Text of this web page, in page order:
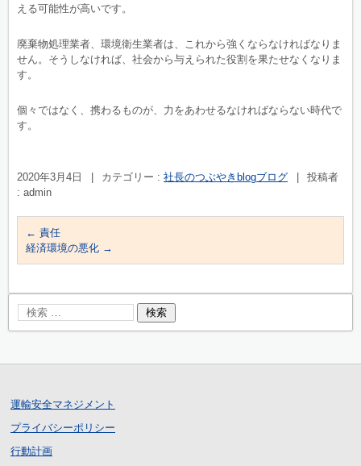
える可能性が高いです。
廃棄物処理業者、環境衛生業者は、これから強くならなければなりま
せん。そうしなければ、社会から与えられた役割を果たせなくなりま
す。
個々ではなく、携わるものが、力をあわせるなければならない時代で
す。
2020年3月4日 カテゴリー : 社長のつぶやきblogブログ
投稿者
: admin
← 責任
経済環境の悪化 →
運輸安全マネジメント
プライバシーポリシー
行動計画